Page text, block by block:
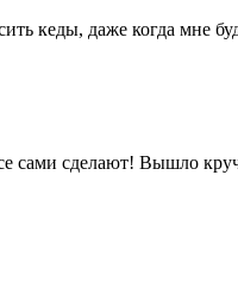
кеды, даже когда мне
сами сделают! Вышло